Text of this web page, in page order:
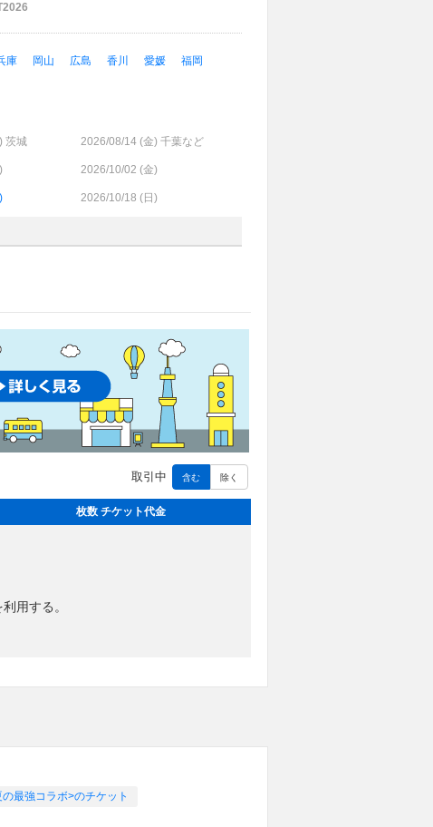
庫 岡山 広島 香川 愛媛 福岡
) 茨城 2026/08/14 (金) 千葉など
) 2026/10/02 (金)
) 2026/10/18 ( 日 )
取引中 含む 除く
枚数 チケット代金
利用する。
最強コラボ>のチケット